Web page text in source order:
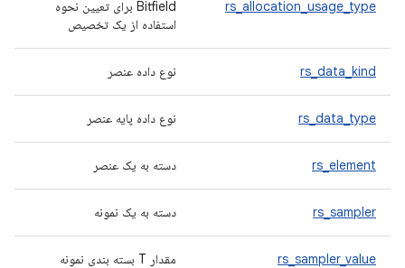
rs_allocation_usage_type
Bitfield برای تعیین نحوه
استفاده از یک تخصیص
rs_data_kind نوع داده عنصر
rs_data_type نوع داده پایه عنصر
rs_element دسته به یک عنصر
rs_sampler دسته به یک نمونه
rs_sampler_value مقدار T بسته بندی نمونه